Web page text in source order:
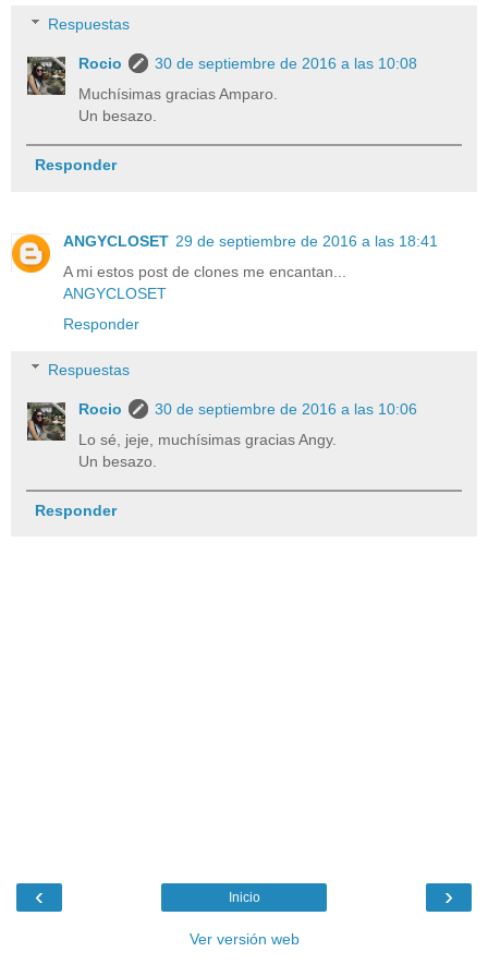
Respuestas
Rocio
30 de septiembre de 2016 a las 10:08
Muchísimas gracias Amparo.
Un besazo.
Responder
ANGYCLOSET 29 de septiembre de 2016 a las 18:41
A mi estos post de clones me encantan...
ANGYCLOSET
Responder
Respuestas
Rocio
30 de septiembre de 2016 a las 10:06
Lo sé, jeje, muchísimas gracias Angy.
Un besazo.
Responder
‹ ›
Inicio
Ver versión web